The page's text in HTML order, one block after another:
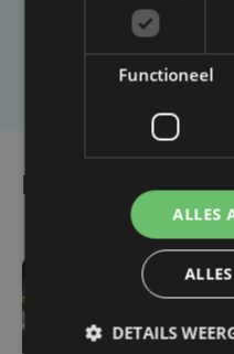
Laat het
Functioneel
ALLES
DETAILS